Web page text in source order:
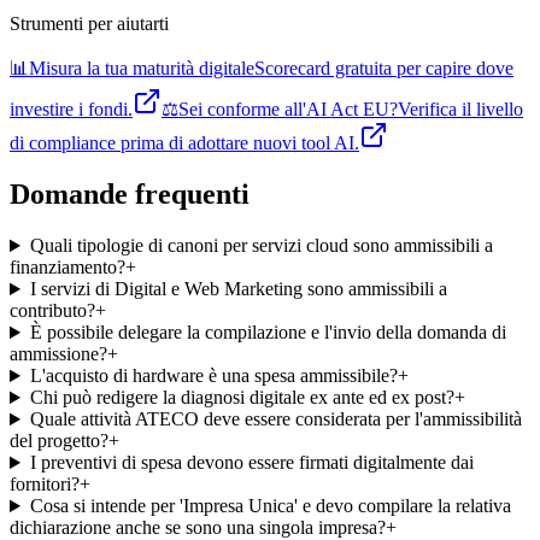
Strumenti per aiutarti
📊 Misura la tua maturità digitaleScorecard gratuita per capire dove
investire i fondi.
⚖️Sei conforme all'AI Act EU?Verifica il livello
di compliance prima di adottare nuovi tool AI.
Domande frequenti
Quali tipologie di canoni per servizi cloud sono ammissibili a
finanziamento?+
I servizi di Digital e Web Marketing sono ammissibili a
contributo?+
È possibile delegare la compilazione e l'invio della domanda di
ammissione?+
L'acquisto di hardware è una spesa ammissibile?+
Chi può redigere la diagnosi digitale ex ante ed ex post?+
Quale attività ATECO deve essere considerata per l'ammissibilità
del progetto?+
I preventivi di spesa devono essere firmati digitalmente dai
fornitori?+
Cosa si intende per 'Impresa Unica' e devo compilare la relativa
dichiarazione anche se sono una singola impresa?+